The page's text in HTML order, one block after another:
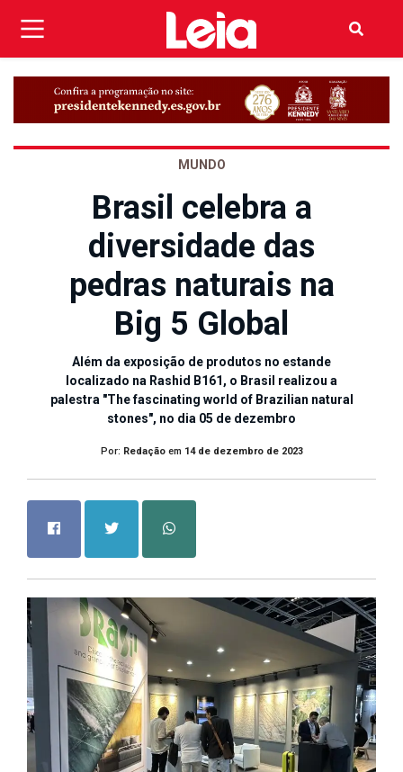
MUNDO
Brasil celebra a
diversidade das
pedras naturais na
Big 5 Global
Além da exposição de produtos no estande
localizado na Rashid B161, o Brasil realizou a
palestra "The fascinating world of Brazilian natural
stones", no dia 05 de dezembro
Por: Redaçãoem 14 de dezembro de 2023